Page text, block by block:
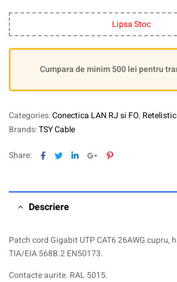
Lipsa Stoc
Cumpara de minim 500 lei pentru
Categories:Conectica LAN RJ si FO,
Brands:TSY Cable
Share: Facebook
TwitterLinkedinGoogle+Pinterest
Descriere
Patch cord Gigabit UTP CAT6 26AWG cupru,
TIA/EIA 568B.2 EN50173.
Contacte aurite. RAL 5015.